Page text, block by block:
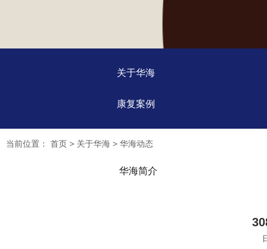
关于华海
康复案例
当前位置： 首页 > 关于华海 > 华海动态
华海简介